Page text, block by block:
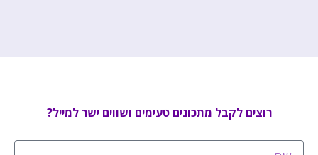
רוצים לקבל מתכונים טעימים ושווים ישר למייל?